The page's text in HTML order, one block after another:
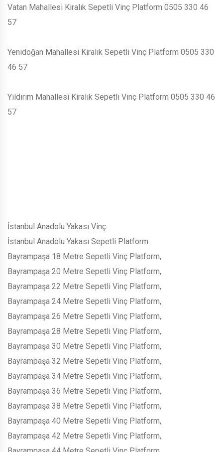
Vatan Mahallesi Kiralık Sepetli Vinç Platform 0505 330 46
57
Yenidoğan Mahallesi Kiralık Sepetli Vinç Platform 0505 330
46 57
Yıldırım Mahallesi Kiralık Sepetli Vinç Platform 0505 330 46
57
İstanbul Anadolu Yakası Vinç
İstanbul Anadolu Yakası Sepetli Platform
Bayrampaşa 18 Metre Sepetli Vinç Platform,
Bayrampaşa 20 Metre Sepetli Vinç Platform,
Bayrampaşa 22 Metre Sepetli Vinç Platform,
Bayrampaşa 24 Metre Sepetli Vinç Platform,
Bayrampaşa 26 Metre Sepetli Vinç Platform,
Bayrampaşa 28 Metre Sepetli Vinç Platform,
Bayrampaşa 30 Metre Sepetli Vinç Platform,
Bayrampaşa 32 Metre Sepetli Vinç Platform,
Bayrampaşa 34 Metre Sepetli Vinç Platform,
Bayrampaşa 36 Metre Sepetli Vinç Platform,
Bayrampaşa 38 Metre Sepetli Vinç Platform,
Bayrampaşa 40 Metre Sepetli Vinç Platform,
Bayrampaşa 42 Metre Sepetli Vinç Platform,